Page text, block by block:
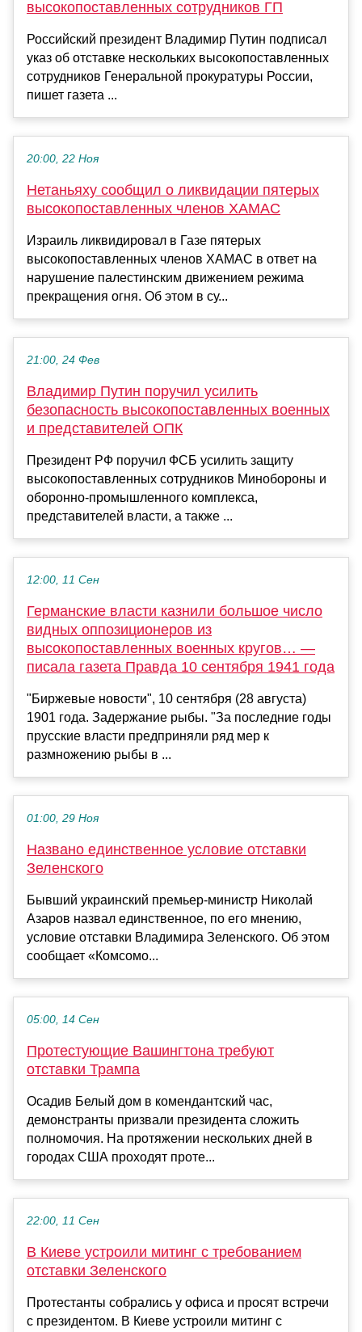
высокопоставленных сотрудников ГП
Российский президент Владимир Путин подписал
указ об отставке нескольких высокопоставленных
сотрудников Генеральной прокуратуры России,
пишет газета ...
20:00, 22 Ноя
Нетаньяху сообщил о ликвидации пятерых
высокопоставленных членов ХАМАС
Израиль ликвидировал в Газе пятерых
высокопоставленных членов ХАМАС в ответ на
нарушение палестинским движением режима
прекращения огня. Об этом в су...
21:00, 24 Фев
Владимир Путин поручил усилить
безопасность высокопоставленных военных
и представителей ОПК
Президент РФ поручил ФСБ усилить защиту
высокопоставленных сотрудников Минобороны и
оборонно-промышленного комплекса,
представителей власти, а также ...
12:00, 11 Сен
Германские власти казнили большое число
видных оппозиционеров из
высокопоставленных военных кругов… —
писала газета Правда 10 сентября 1941 года
"Биржевые новости", 10 сентября (28 августа)
1901 года. Задержание рыбы. "За последние годы
прусские власти предприняли ряд мер к
размножению рыбы в ...
01:00, 29 Ноя
Названо единственное условие отставки
Зеленского
Бывший украинский премьер-министр Николай
Азаров назвал единственное, по его мнению,
условие отставки Владимира Зеленского. Об этом
сообщает «Комсомо...
05:00, 14 Сен
Протестующие Вашингтона требуют
отставки Трампа
Осадив Белый дом в комендантский час,
демонстранты призвали президента сложить
полномочия. На протяжении нескольких дней в
городах США проходят проте...
22:00, 11 Сен
В Киеве устроили митинг с требованием
отставки Зеленского
Протестанты собрались у офиса и просят встречи
с президентом. В Киеве устроили митинг с